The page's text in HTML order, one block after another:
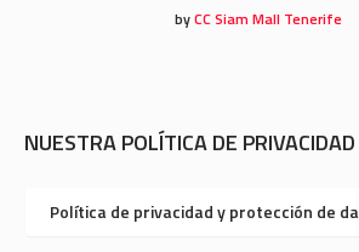
byCC Siam Mall Tenerife
NUESTRA POLÍTICA DE PRIVACIDAD
Política de privacidad y protección de